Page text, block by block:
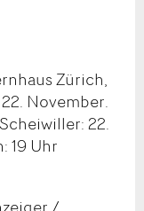
Zürich,
November.
22.
19 Uhr
/